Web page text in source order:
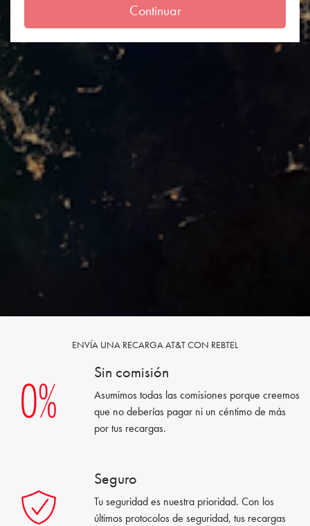
Continuar
ENVÍA UNA RECARGA AT&T CON REBTEL
Sin comisión
Asumimos todas las comisiones porque creemos
que no deberías pagar ni un céntimo de más
por tus recargas.
Seguro
Tu seguridad es nuestra prioridad. Con los
últimos protocolos de seguridad, tus recargas